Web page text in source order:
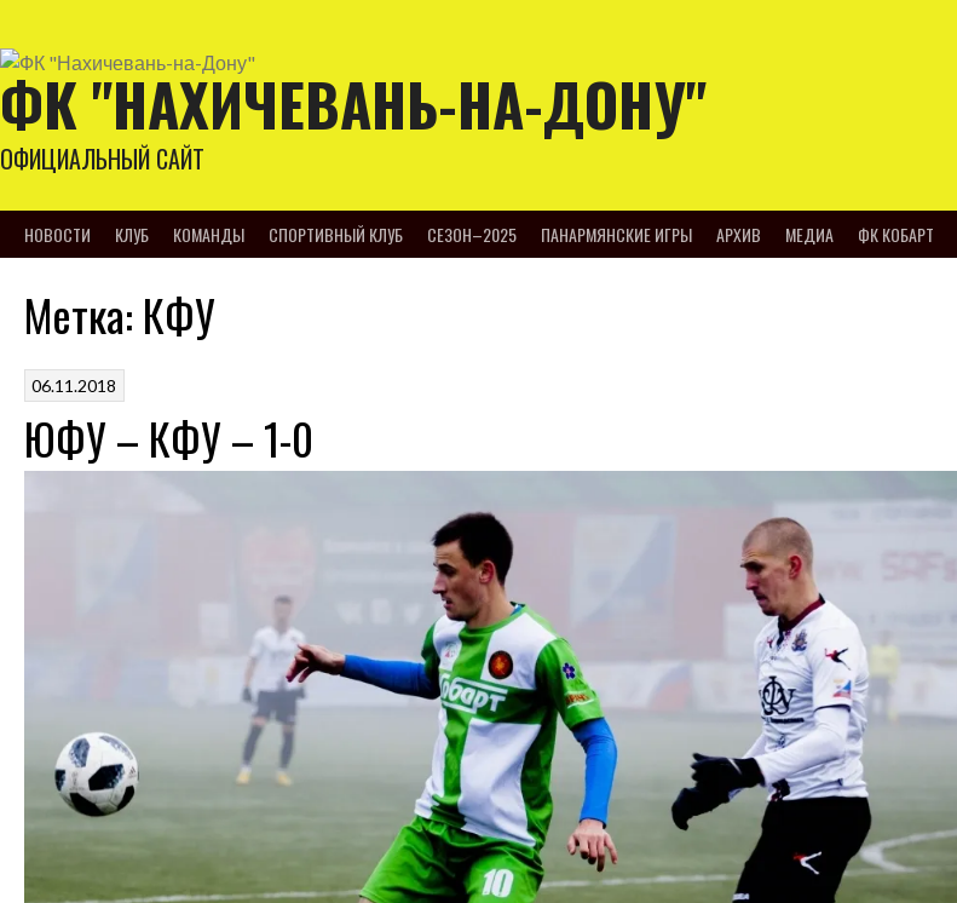
content
ФК "НАХИЧЕВАНЬ-НА-ДОНУ"
ОФИЦИАЛЬНЫЙ САЙТ
НОВОСТИ КЛУБ КОМАНДЫ СПОРТИВНЫЙ КЛУБ СЕЗОН–2025 ПАНАРМЯНСКИЕ ИГРЫ АРХИВ МЕДИА ФК КОБАРТ
Метка: КФУ
06.11.2018
ЮФУ – КФУ – 1-0